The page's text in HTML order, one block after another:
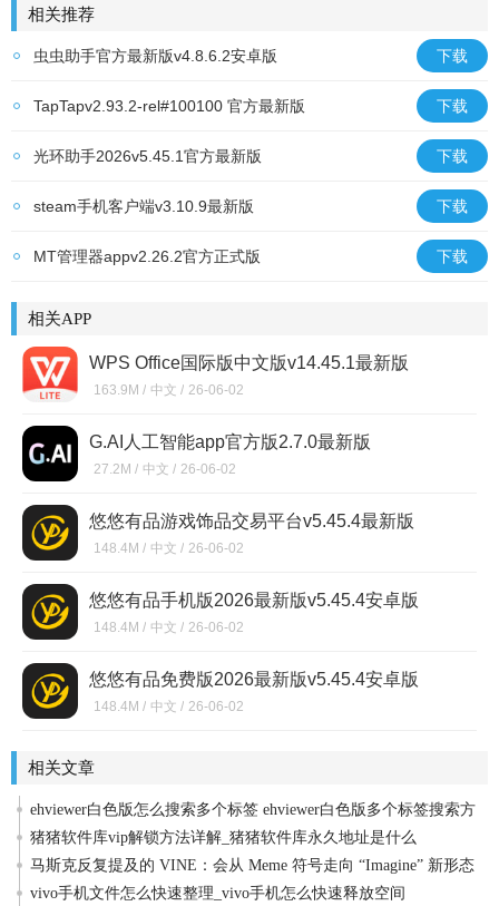
相关推荐
虫虫助手官方最新版v4.8.6.2安卓版 下载
TapTapv2.93.2-rel#100100 官方最新版 下载
光环助手2026v5.45.1官方最新版 下载
steam手机客户端v3.10.9最新版 下载
MT管理器appv2.26.2官方正式版 下载
相关APP
WPS Office国际版中文版v14.45.1最新版
163.9M / 中文 / 26-06-02
G.AI人工智能app官方版2.7.0最新版
27.2M / 中文 / 26-06-02
悠悠有品游戏饰品交易平台v5.45.4最新版
148.4M / 中文 / 26-06-02
悠悠有品手机版2026最新版v5.45.4安卓版
148.4M / 中文 / 26-06-02
悠悠有品免费版2026最新版v5.45.4安卓版
148.4M / 中文 / 26-06-02
相关文章
ehviewer白色版怎么搜索多个标签 ehviewer白色版多个标签搜索方
法猪猪软件库vip解锁方法详解_猪猪软件库永久地址是什么
马斯克反复提及的 VINE：会从 Meme 符号走向 “Imagine” 新形态
vivo手机文件怎么快速整理_vivo手机怎么快速释放空间